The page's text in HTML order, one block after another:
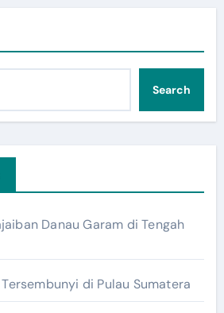
Search
Danau Garam di Tengah
di Pulau Sumatera